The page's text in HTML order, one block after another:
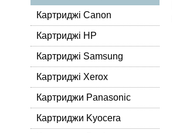
Картриджі Canon
Картриджі HP
Картриджі Samsung
Картриджі Xerox
Картриджи Panasonic
Картриджи Kyocera